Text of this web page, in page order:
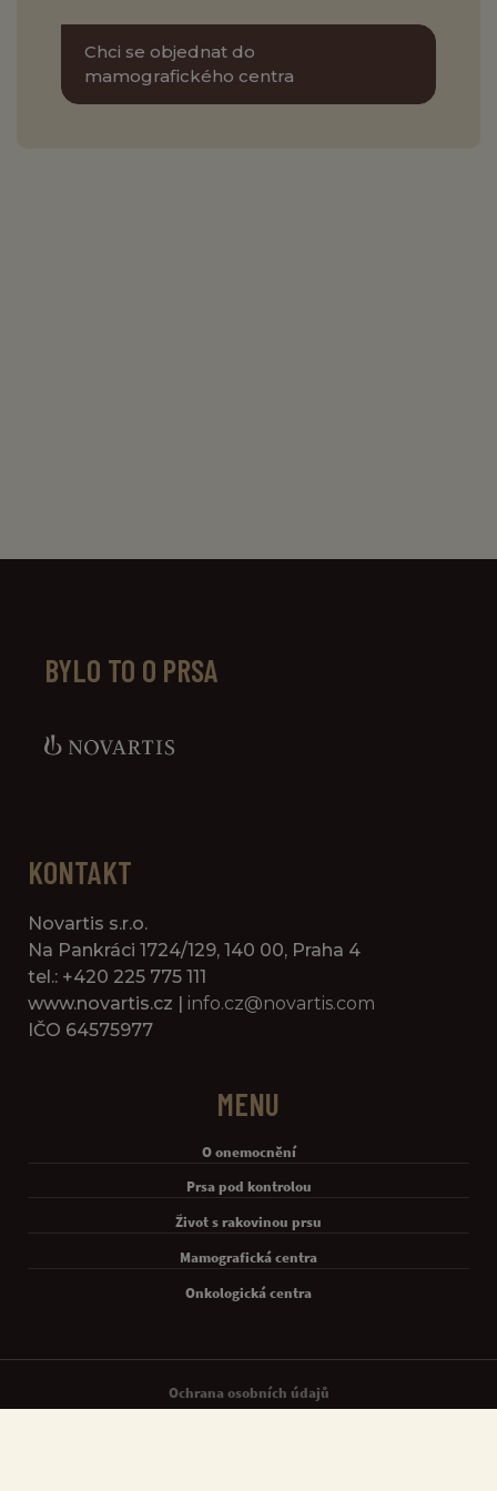
Chci se objednat do
mamografického centra
BYLO TO O PRSA
KONTAKT
Novartis s.r.o.
Na Pankráci 1724/129, 140 00, Praha 4
tel.: +420 225 775 111
www.novartis.cz | info.cz@novartis.com
IČO 64575977
MENU
O onemocnění
Prsa pod kontrolou
Život s rakovinou prsu
Mamografická centra
Onkologická centra
Legal [Footer Second]Ochrana osobních údajů